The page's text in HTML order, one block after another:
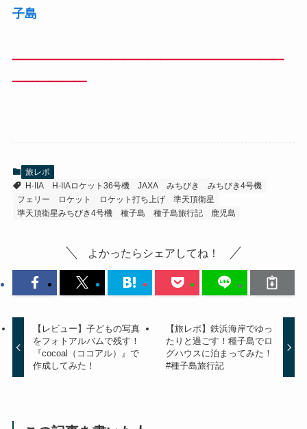
子島
━━━━━━━━━━━━━━━━━━━━━━
━━━━━━
旅レポ
H-IIA
H-IIAロケット36号機 JAXA みちびき
みちびき4号機
フェリー
ロケット ロケット打ち上げ
準天頂衛星
準天頂衛星みちびき4号機
種子島 種子島旅行記 鹿児島
よかったらシェアしてね！
【レビュー】子どもの写真
をフォトアルバムで残す！
『cocoal（ココアル）』で
作成してみた！
【旅レポ】鉄浜海岸でゆっ
たりと過ごす！種子島でロ
グハウスに泊まってみた！
#種子島旅行記